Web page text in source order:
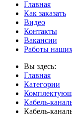
Главная
Как заказать
Видео
Контакты
Вакансии
Работы
Вы здесь:
Главная
Категории
Кабель-
Кабель-